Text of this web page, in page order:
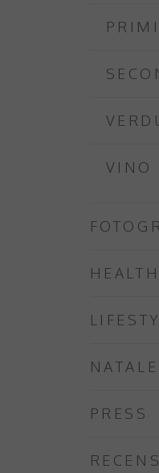
VINO
NATALE
PRESS